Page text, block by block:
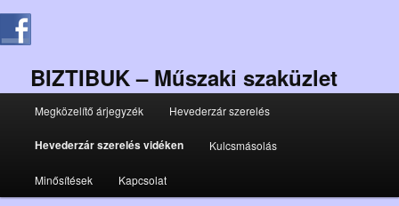
BIZTIBUK – Műszaki szaküzlet
Tovább
az
elsődleges
Megközelítő árjegyzék Hevederzár szerelés
Hevederzár szerelés vidéken Kulcsmásolás
Minősítések Kapcsolat